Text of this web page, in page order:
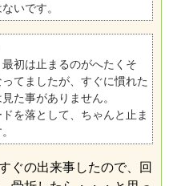
いです。
初は止まるのがへたくそ
てましたが、すぐに慣れた
た事がありません。
を落として、ちゃんと止ま
ぐの出来事したので、回